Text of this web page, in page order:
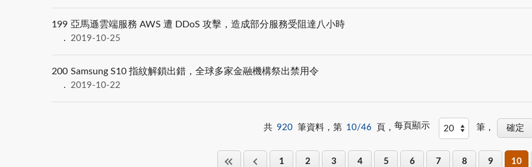
199 亞馬遜雲端服務 AWS 遭 DDoS 攻擊，造成部分服務受阻達八小時
2019-10-25
200 Samsung S10 指紋解鎖出錯，全球多家金融機構祭出禁用令
2019-10-22
共 920 筆資料，第 10/46 頁， 每頁顯示 筆，
1 2 3 4 5 6 7 8 9 10